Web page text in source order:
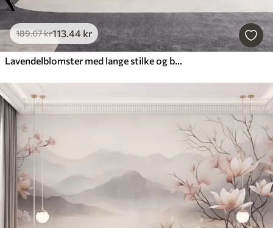
189.07kr113.44 kr
Lavendelblomster med lange stilke og blade, kunstværk i bløde pastelfarver med struktur